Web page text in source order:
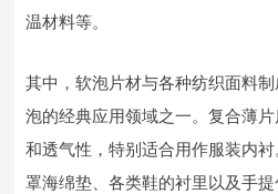
温材料等。
其中，软泡片材与各种纺织面料
泡的经典应用领域之一。复合薄
和透气性，特别适合用作服装内
罩海绵垫、各类鞋的衬里以及手提